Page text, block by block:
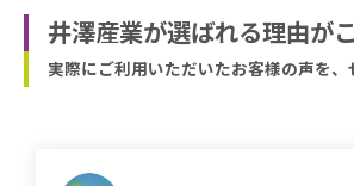
井澤産業が選ばれる理由が
実際にご利用いただいたお客様の声を、